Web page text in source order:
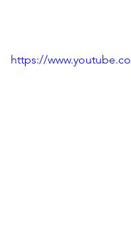
https://